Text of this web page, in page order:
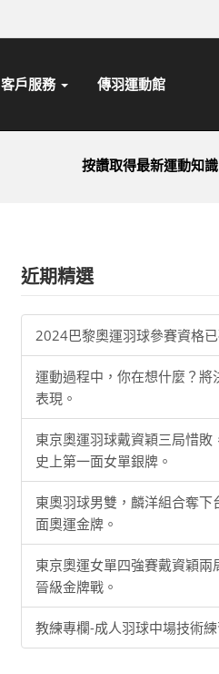
客戶服務 傳羽運動館
按讚取得最新運動知識
近期精選
2024巴黎奧運羽球參賽資格
運動過程中，你在想什麼？將
表現。
東京奧運羽球戴資穎三局惜敗
史上第一面女單銀牌。
東奧羽球男雙，麟洋組合奪下
面奧運金牌。
東京奧運女單四強賽戴資穎兩
晉級金牌戰。
教練專欄-成人羽球中場技術